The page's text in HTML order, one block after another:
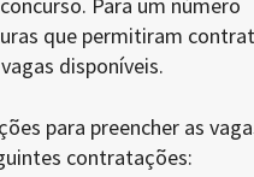
que permitiram
disponíveis.
para preencher as
contratações: